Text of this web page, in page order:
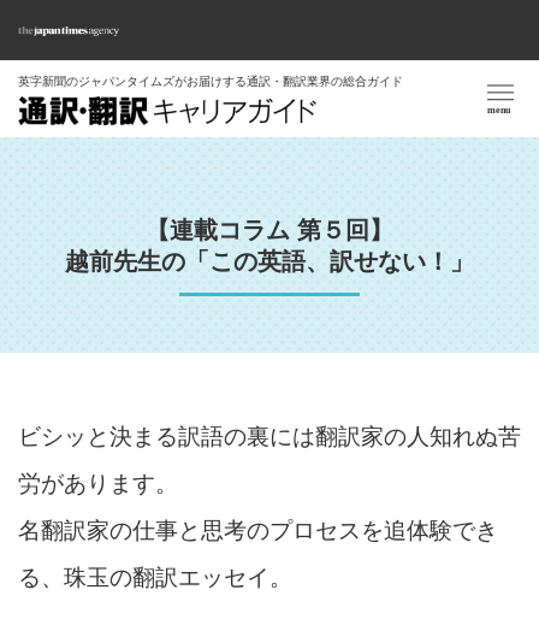
英字新聞のジャパンタイムズがお届けする通訳・翻訳業界の総合ガイド
【連載コラム 第５回】
越前先生の「この英語、訳せない！」
ビシッと決まる訳語の裏には翻訳家の人知れぬ苦
労があります。
名翻訳家の仕事と思考のプロセスを追体験でき
る、珠玉の翻訳エッセイ。